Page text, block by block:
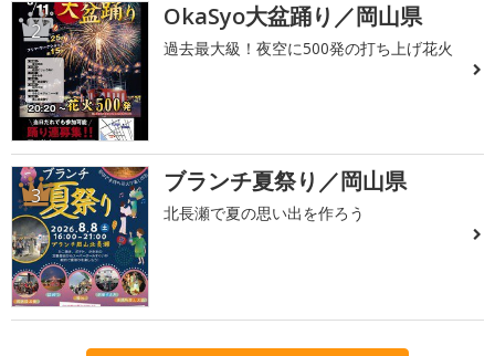
2 OkaSyo大盆踊り／岡山県
過去最大級！夜空に500発の打ち上げ花火
3 ブランチ夏祭り／岡山県
北長瀬で夏の思い出を作ろう